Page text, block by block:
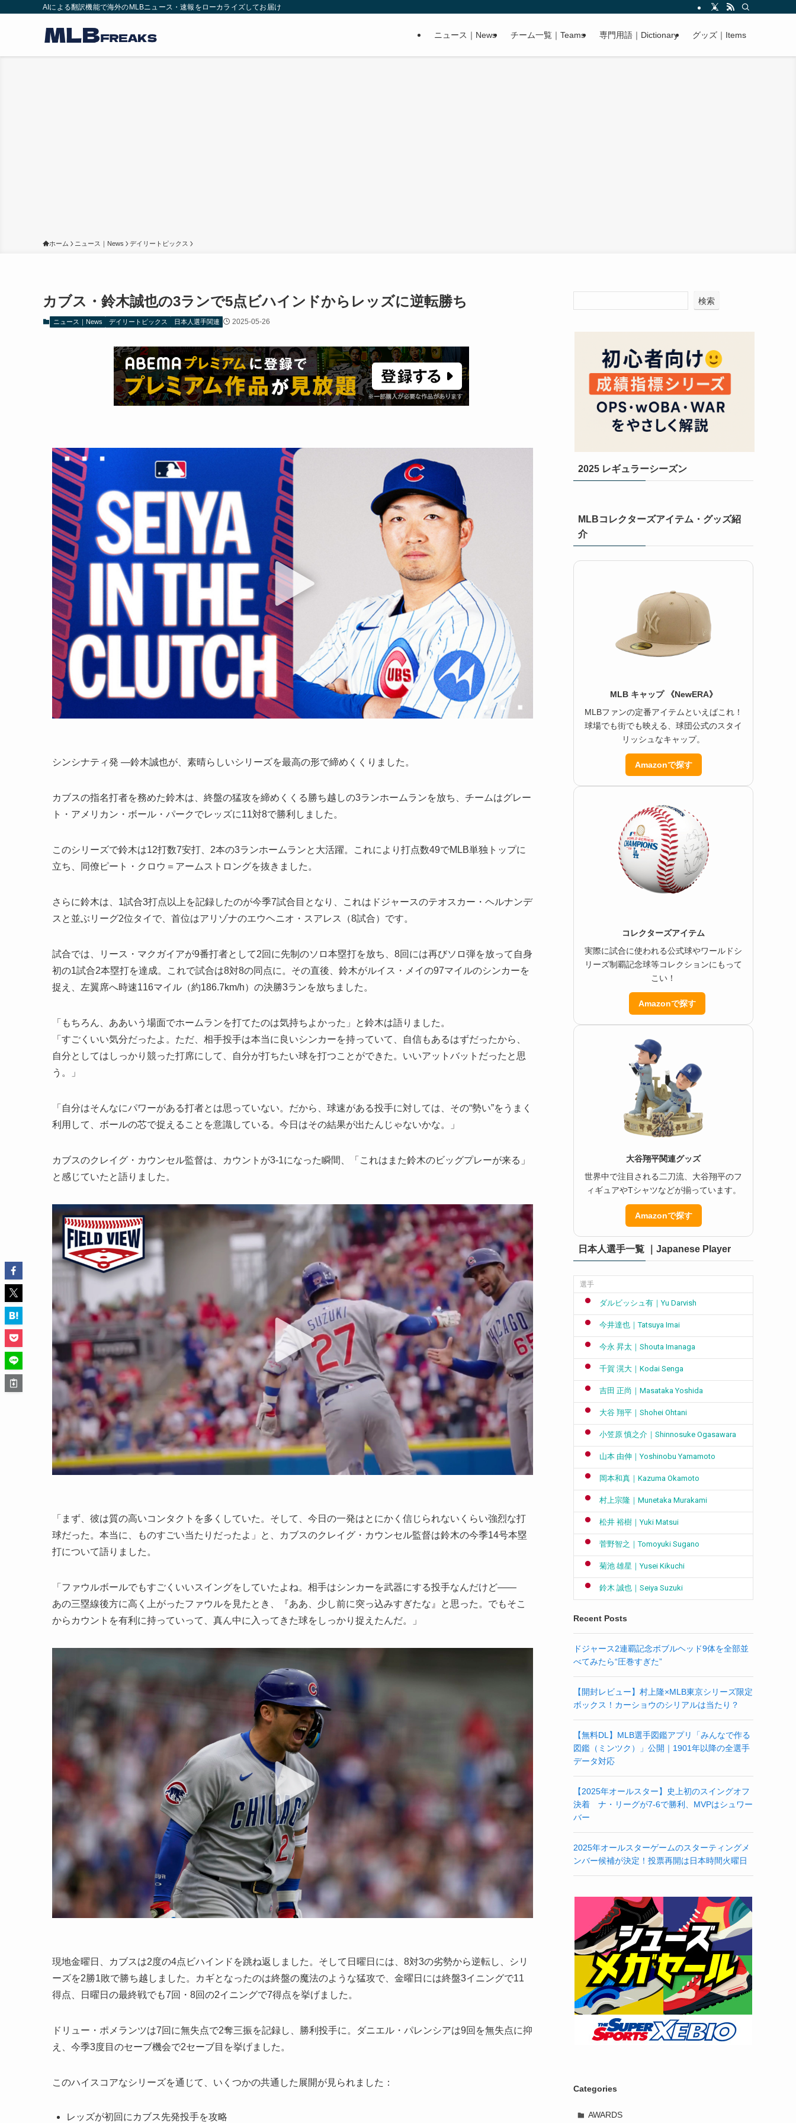
AIによる翻訳機能で海外のMLBニュース・速報をローカライズしてお届け
ニュース｜News チーム一覧｜Teams 専門用語｜Dictionary グッズ｜Items
ホーム ニュース｜News デイリートピックス
カブス・鈴木誠也の3ランで5点ビハインドからレッズに逆転勝ち
ニュース｜News デイリートピックス 日本人選手関連 2025-05-26
シンシナティ発 —鈴木誠也が、素晴らしいシリーズを最高の形で締めくくりました。
カブスの指名打者を務めた鈴木は、終盤の猛攻を締めくくる勝ち越しの3ランホームランを放ち、チームはグレー
ト・アメリカン・ボール・パークでレッズに11対8で勝利しました。
このシリーズで鈴木は12打数7安打、2本の3ランホームランと大活躍。これにより打点数49でMLB単独トップに
立ち、同僚ピート・クロウ＝アームストロングを抜きました。
さらに鈴木は、1試合3打点以上を記録したのが今季7試合目となり、これはドジャースのテオスカー・ヘルナンデ
スと並ぶリーグ2位タイで、首位はアリゾナのエウヘニオ・スアレス（8試合）です。
試合では、リース・マクガイアが9番打者として2回に先制のソロ本塁打を放ち、8回には再びソロ弾を放って自身
初の1試合2本塁打を達成。これで試合は8対8の同点に。その直後、鈴木がルイス・メイの97マイルのシンカーを
捉え、左翼席へ時速116マイル（約186.7km/h）の決勝3ランを放ちました。
「もちろん、ああいう場面でホームランを打てたのは気持ちよかった」と鈴木は語りました。
「すごくいい気分だったよ。ただ、相手投手は本当に良いシンカーを持っていて、自信もあるはずだったから、
自分としてはしっかり競った打席にして、自分が打ちたい球を打つことができた。いいアットバットだったと思
う。」
「自分はそんなにパワーがある打者とは思っていない。だから、球速がある投手に対しては、その“勢い”をうまく
利用して、ボールの芯で捉えることを意識している。今日はその結果が出たんじゃないかな。」
カブスのクレイグ・カウンセル監督は、カウントが3-1になった瞬間、「これはまた鈴木のビッグプレーが来る」
と感じていたと語りました。
「まず、彼は質の高いコンタクトを多くしていた。そして、今日の一発はとにかく信じられないくらい強烈な打
球だった。本当に、ものすごい当たりだったよ」と、カブスのクレイグ・カウンセル監督は鈴木の今季14号本塁
打について語りました。
「ファウルボールでもすごくいいスイングをしていたよね。相手はシンカーを武器にする投手なんだけど――
あの三塁線後方に高く上がったファウルを見たとき、『ああ、少し前に突っ込みすぎたな』と思った。でもそこ
からカウントを有利に持っていって、真ん中に入ってきた球をしっかり捉えたんだ。」
現地金曜日、カブスは2度の4点ビハインドを跳ね返しました。そして日曜日には、8対3の劣勢から逆転し、シリ
ーズを2勝1敗で勝ち越しました。カギとなったのは終盤の魔法のような猛攻で、金曜日には終盤3イニングで11
得点、日曜日の最終戦でも7回・8回の2イニングで7得点を挙げました。
ドリュー・ポメランツは7回に無失点で2奪三振を記録し、勝利投手に。ダニエル・パレンシアは9回を無失点に抑
え、今季3度目のセーブ機会で2セーブ目を挙げました。
このハイスコアなシリーズを通じて、いくつかの共通した展開が見られました：
レッズが初回にカブス先発投手を攻略
検索
2025 レギュラーシーズン
MLBコレクターズアイテム・グッズ紹
介
MLB キャップ 《NewERA》
MLBファンの定番アイテムといえばこれ！
球場でも街でも映える、球団公式のスタイ
リッシュなキャップ。
Amazonで探す
コレクターズアイテム
実際に試合に使われる公式球やワールドシ
リーズ制覇記念球等コレクションにもって
こい！
Amazonで探す
大谷翔平関連グッズ
世界中で注目される二刀流、大谷翔平のフ
ィギュアやTシャツなどが揃っています。
Amazonで探す
日本人選手一覧 ｜Japanese Player
選手
ダルビッシュ有｜Yu Darvish
今井達也｜Tatsuya Imai
今永 昇太｜Shouta Imanaga
千賀 滉大｜Kodai Senga
吉田 正尚｜Masataka Yoshida
大谷 翔平｜Shohei Ohtani
小笠原 慎之介｜Shinnosuke Ogasawara
山本 由伸｜Yoshinobu Yamamoto
岡本和真｜Kazuma Okamoto
村上宗隆｜Munetaka Murakami
松井 裕樹｜Yuki Matsui
菅野智之｜Tomoyuki Sugano
菊池 雄星｜Yusei Kikuchi
鈴木 誠也｜Seiya Suzuki
Recent Posts
ドジャース2連覇記念ボブルヘッド9体を全部並
べてみたら“圧巻すぎた”
【開封レビュー】村上隆×MLB東京シリーズ限定
ボックス！カーショウのシリアルは当たり？
【無料DL】MLB選手図鑑アプリ「みんなで作る
図鑑（ミンツク）」公開｜1901年以降の全選手
データ対応
【2025年オールスター】史上初のスイングオフ
決着 ナ・リーグが7-6で勝利、MVPはシュワー
バー
2025年オールスターゲームのスターティングメ
ンバー候補が決定！投票再開は日本時間火曜日
Categories
AWARDS